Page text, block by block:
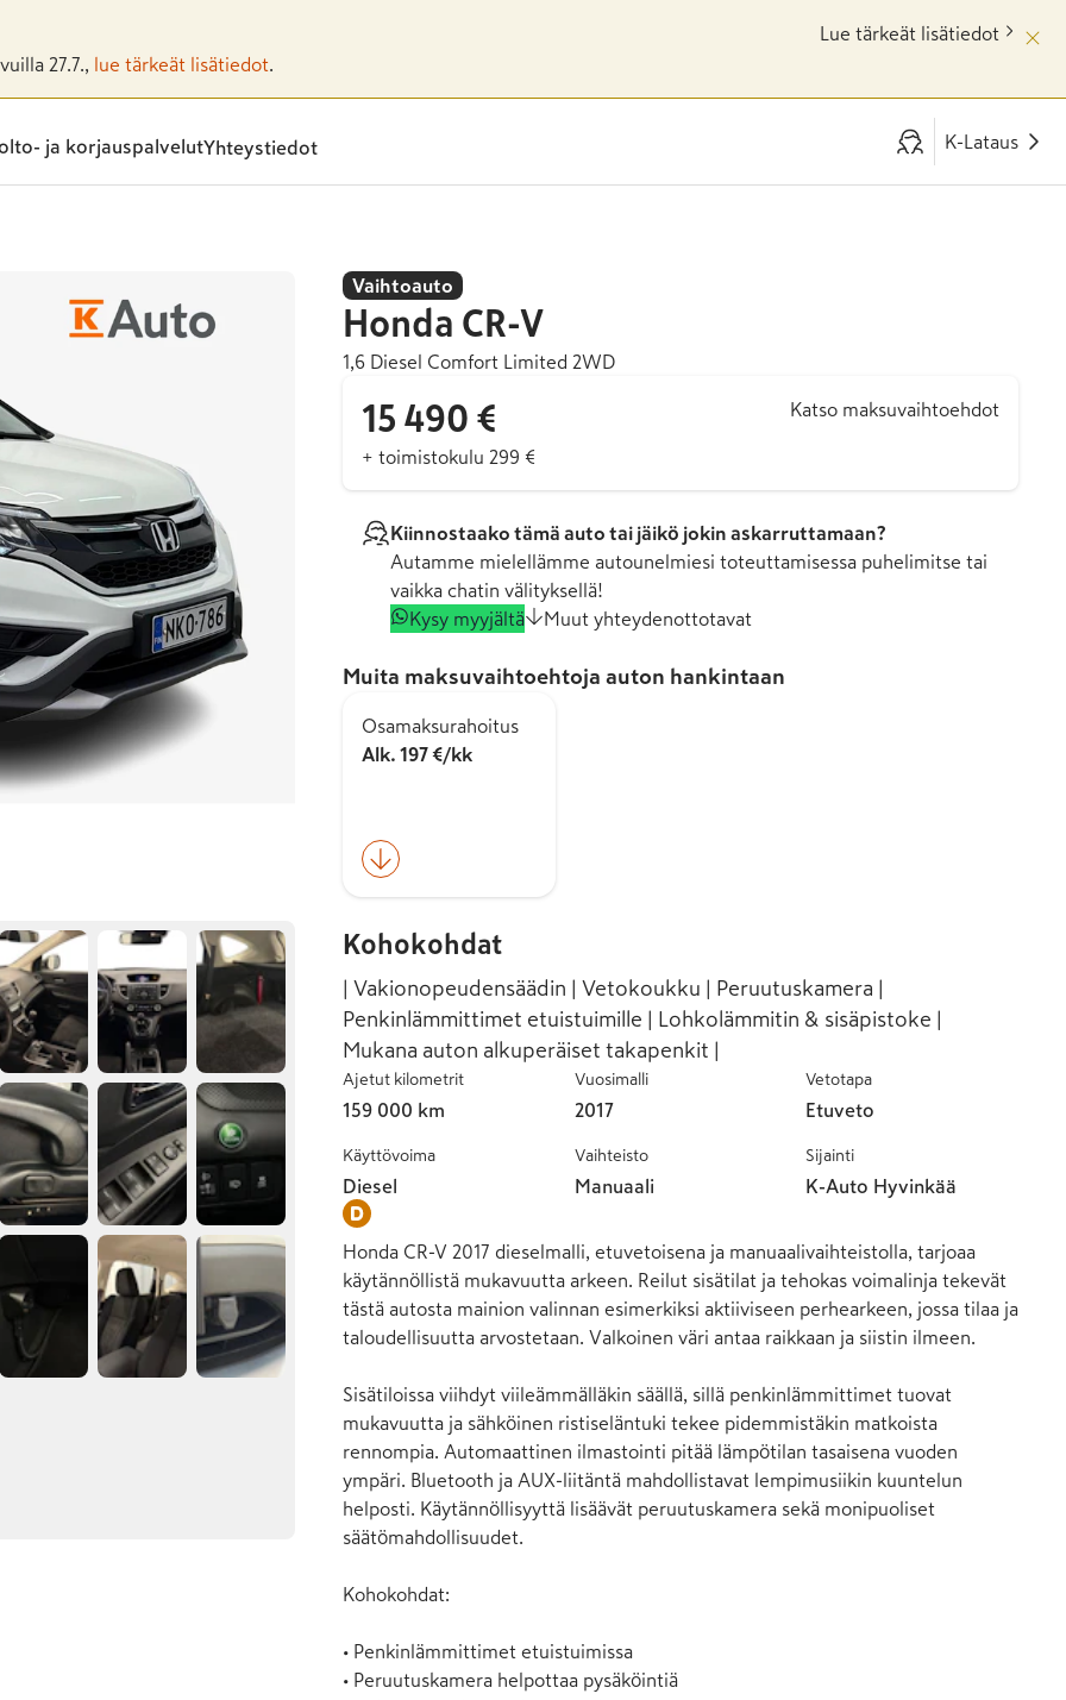
27.7., lue tärkeät lisätiedot
Lue tärkeät lisätiedot
ja korjauspalvelutYhteystiedot K-Lataus
Vaihtoauto
Honda CR-V
1,6 Diesel Comfort Limited 2WD
15 490 €
+ toimistokulu 299 €
Katso maksuvaihtoehdot
Kiinnostaako tämä auto tai jäikö jokin askarruttamaan?
Autamme mielellämme autounelmiesi toteuttamisessa puhelimitse tai
vaikka chatin välityksellä!
Kysy myyjältä
Muut yhteydenottotavat
Muita maksuvaihtoehtoja auton hankintaan
Osamaksurahoitus
Alk. 197 €/kk
Kohokohdat
| Vakionopeudensäädin | Vetokoukku | Peruutuskamera |
Penkinlämmittimet etuistuimille | Lohkolämmitin & sisäpistoke |
Mukana auton alkuperäiset takapenkit |
Ajetut kilometrit
159 000 km
Vuosimalli
2017
Vetotapa
Etuveto
Käyttövoima
Diesel
Vaihteisto
Manuaali
Sijainti
K-Auto Hyvinkää
Honda CR-V 2017 dieselmalli, etuvetoisena ja manuaalivaihteistolla, tarjoaa
käytännöllistä mukavuutta arkeen. Reilut sisätilat ja tehokas voimalinja tekevät
tästä autosta mainion valinnan esimerkiksi aktiiviseen perhearkeen, jossa tilaa ja
taloudellisuutta arvostetaan. Valkoinen väri antaa raikkaan ja siistin ilmeen.
Sisätiloissa viihdyt viileämmälläkin säällä, sillä penkinlämmittimet tuovat
mukavuutta ja sähköinen ristiseläntuki tekee pidemmistäkin matkoista
rennompia. Automaattinen ilmastointi pitää lämpötilan tasaisena vuoden
ympäri. Bluetooth ja AUX-liitäntä mahdollistavat lempimusiikin kuuntelun
helposti. Käytännöllisyyttä lisäävät peruutuskamera sekä monipuoliset
säätömahdollisuudet.
Kohokohdat:
• Penkinlämmittimet etuistuimissa
• Peruutuskamera helpottaa pysäköintiä